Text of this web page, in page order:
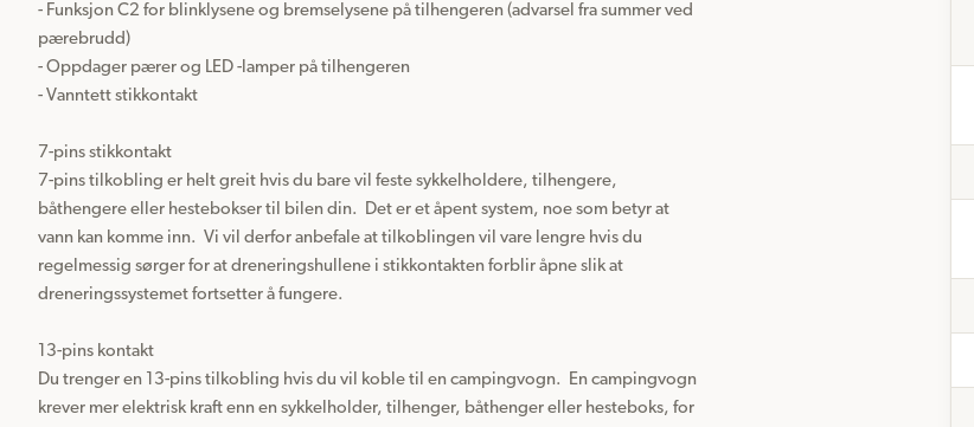
- Funksjon C2 for blinklysene og bremselysene på tilhengeren (advarsel fra summer ved
pærebrudd)
- Oppdager pærer og LED -lamper på tilhengeren
- Vanntett stikkontakt
7-pins stikkontakt
7-pins tilkobling er helt greit hvis du bare vil feste sykkelholdere, tilhengere,
båthengere eller hestebokser til bilen din.  Det er et åpent system, noe som betyr at
vann kan komme inn.  Vi vil derfor anbefale at tilkoblingen vil vare lengre hvis du
regelmessig sørger for at dreneringshullene i stikkontakten forblir åpne slik at
dreneringssystemet fortsetter å fungere.
13-pins kontakt
Du trenger en 13-pins tilkobling hvis du vil koble til en campingvogn.  En campingvogn
krever mer elektrisk kraft enn en sykkelholder, tilhenger, båthenger eller hesteboks, for